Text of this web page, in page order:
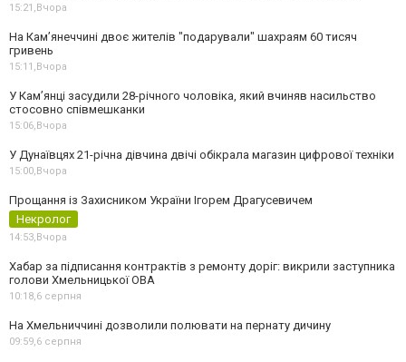
15:21, Вчора
На Камʼянеччині двоє жителів "подарували" шахраям 60 тисяч
гривень
15:11, Вчора
У Камʼянці засудили 28-річного чоловіка, який вчиняв насильство
стосовно співмешканки
15:06, Вчора
У Дунаївцях 21-річна дівчина двічі обікрала магазин цифрової техніки
15:00, Вчора
Прощання із Захисником України Ігорем Драгусевичем
Некролог
14:53, Вчора
Хабар за підписання контрактів з ремонту доріг: викрили заступника
голови Хмельницької ОВА
10:18,6 серпня
На Хмельниччині дозволили полювати на пернату дичину
09:59,6 серпня